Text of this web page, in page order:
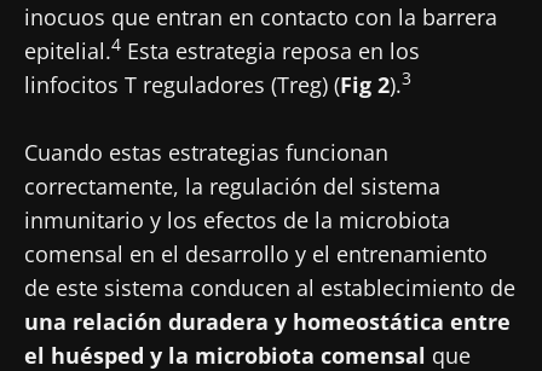
inocuos que entran en contacto con la barrera
epitelial.4 Esta estrategia reposa en los
linfocitos T reguladores (Treg) (Fig 2).3
Cuando estas estrategias funcionan
correctamente, la regulación del sistema
inmunitario y los efectos de la microbiota
comensal en el desarrollo y el entrenamiento
de este sistema conducen al establecimiento de
una relación duradera y homeostática entre
el huésped y la microbiota comensal que
¡No se vaya tan rápido!